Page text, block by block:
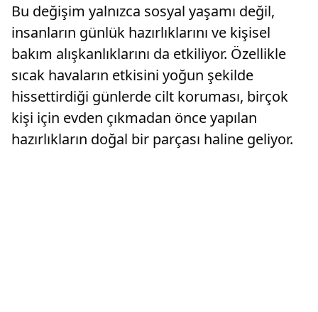
Bu değişim yalnızca sosyal yaşamı değil,
insanların günlük hazırlıklarını ve kişisel
bakım alışkanlıklarını da etkiliyor. Özellikle
sıcak havaların etkisini yoğun şekilde
hissettirdiği günlerde cilt koruması, birçok
kişi için evden çıkmadan önce yapılan
hazırlıkların doğal bir parçası haline geliyor.